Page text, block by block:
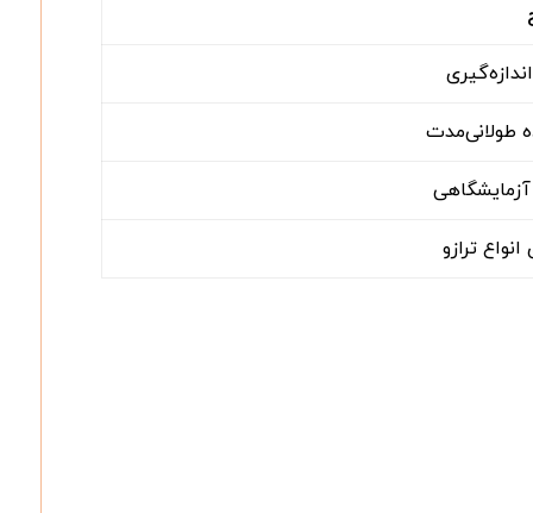
طولانی‌مدت
ترازو